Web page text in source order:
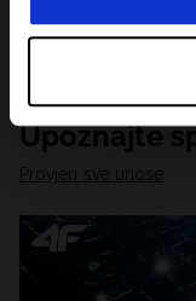
Upoznajte
Provjeri sve unose